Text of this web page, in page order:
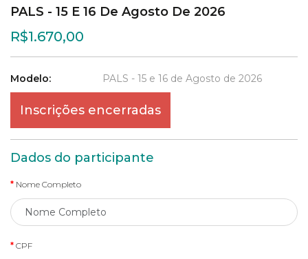
PALS - 15 E 16 De Agosto De 2026
R$1.670,00
Modelo: PALS - 15 e 16 de Agosto de 2026
Inscrições encerradas
Dados do participante
Nome Completo
CPF